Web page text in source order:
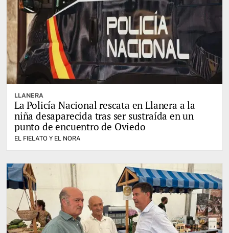
LLANERA
La Policía Nacional rescata en Llanera a la
niña desaparecida tras ser sustraída en un
punto de encuentro de Oviedo
EL FIELATO Y EL NORA